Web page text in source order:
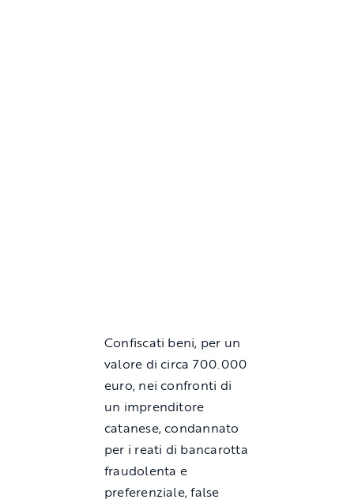
Confiscati beni, per un
valore di circa 700.000
euro, nei confronti di
un imprenditore
catanese, condannato
per i reati di bancarotta
fraudolenta e
preferenziale, false